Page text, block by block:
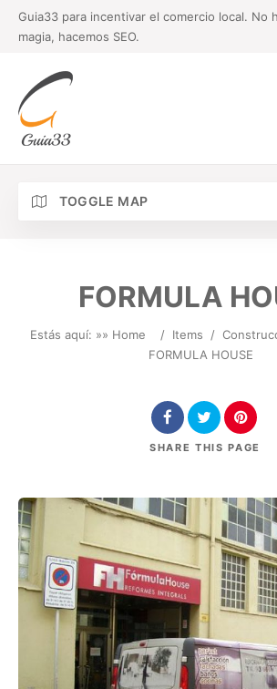
Guia33 para incentivar el comercio local. No
magia, hacemos SEO.
TOGGLE MAP
FORMULA
Estás aquí: »» Home / Items /
FORMULA HOUSE
SHARE THIS PAGE